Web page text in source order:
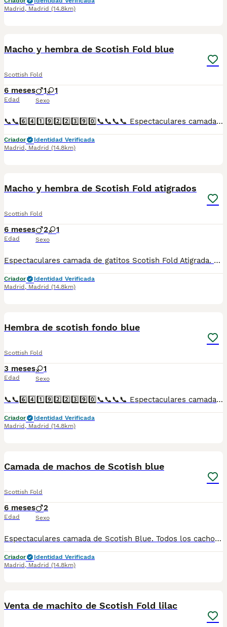
Madrid , Madrid (14.8km)
Macho y hembra de Scotish Fold blue
Scottish Fold
6 meses
Edad
1 1
Sexo
📞📞6️⃣4️⃣1️⃣9️⃣2️⃣2️⃣3️⃣9️⃣0️⃣📞📞📞📞 Espectaculares camadas de perritos de Scotish Fold blue descendientes de las mejores líneas de sangre. Disponibles tanto hembras como machos. Las camadas están bajo supervisión veterinaria desde su nacimiento hasta que son entregadas a su nueva familia. Criados por un equipo de profesionales y mejores personas que, con más de 20 años de experiencia , cuidan a los animales por vocación, aplicando una cría ética y responsable para que cada cachorro se desarrolle con la mejor salud y con un buen temperamento. Todos los cachorritos se entregan con unos dos meses y medio de edad y sus vacunas correspondientes, desparasitados interna y externamente, con certificado de salud, y garantía tanto por enfermedad vírica como congénito genética. Posibilidad de entregar en toda España mediante transporte propio preparado para animales y con chofer privado. Los precios pueden variar según las características y morfología de cada cachorro. Añádenos al whats app o llámanos, y encantados atenderemos todas tus dudas y consultas. Teléfono / Whats app: 641 92 23 90
Criador
Identidad Verificada
Madrid , Madrid (14.8km)
Macho y hembra de Scotish Fold atigrados
Scottish Fold
6 meses
Edad
2 1
Sexo
Espectaculares camada de gatitos Scotish Fold Atigrada. Todos los cachorritos se entregan con unos dos meses y medio de edad y sus vacunas correspondientes, desparasitados interna y externamente, con certificado de salud, y garantía tanto por enfermedad vírica como congénito genética. Posibilidad de entregar en toda España mediante transporte propio preparado para animales y con chofer privado. Los precios pueden variar según las características y morfología de cada cachorro. Añádenos al whats app o llámanos, y encantados atenderemos todas tus dudas y consultas. Teléfono / Whats app: 641 92 23 90
Criador
Identidad Verificada
Madrid , Madrid (14.8km)
Hembra de scotish fondo blue
Scottish Fold
3 meses
Edad
1
Sexo
📞📞6️⃣4️⃣1️⃣9️⃣2️⃣2️⃣3️⃣9️⃣0️⃣📞📞📞📞 Espectaculares camadas de perritos de machos y hembras de maltipoo nacionales descendientes de las mejores líneas de sangre. Disponibles tanto hembras como machos. Las camadas están bajo supervisión veterinaria desde su nacimiento hasta que son entregadas a su nueva familia. Criados por un equipo de profesionales y mejores personas que, con más de 20 años de experiencia , cuidan a los animales por vocación, aplicando una cría ética y responsable para que cada cachorro se desarrolle con la mejor salud y con un buen temperamento. Todos los cachorritos se entregan con unos dos meses y medio de edad y sus vacunas correspondientes, desparasitados interna y externamente, con certificado de salud, y garantía tanto por enfermedad vírica como congénito genética. Posibilidad de entregar en toda España mediante transporte propio preparado para animales y con chofer privado. Los precios pueden variar según las características y morfología de cada cachorro. Añádenos al whats app o llámanos, y encantados atenderemos todas tus dudas y consultas. Teléfono / Whats app: 641 92 23 90
Criador
Identidad Verificada
Madrid , Madrid (14.8km)
Camada de machos de Scotish blue
Scottish Fold
6 meses
Edad
2
Sexo
Espectaculares camada de Scotish Blue. Todos los cachorritos se entregan con unos dos meses y medio de edad y sus vacunas correspondientes, desparasitados interna y externamente, con certificado de salud, y garantía tanto por enfermedad vírica como congénito genética. Posibilidad de entregar en toda España mediante transporte propio preparado para animales y con chofer privado. Los precios pueden variar según las características y morfología de cada cachorro. Añádenos al whats app o llámanos, y encantados atenderemos todas tus dudas y consultas. Teléfono / Whats app: 641 92 23 90
Criador
Identidad Verificada
Madrid , Madrid (14.8km)
Venta de machito de Scotish Fold lilac